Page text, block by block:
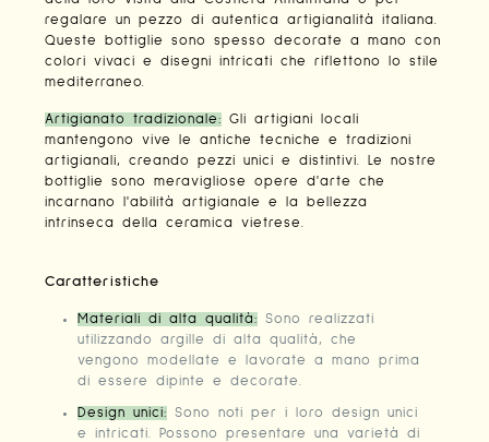
regalare un pezzo di autentica artigianalità italiana.
Queste bottiglie sono spesso decorate a mano con
colori vivaci e disegni intricati che riflettono lo stile
mediterraneo.
Artigianato tradizionale: Gli artigiani locali
mantengono vive le antiche tecniche e tradizioni
artigianali, creando pezzi unici e distintivi. Le nostre
bottiglie sono meravigliose opere d'arte che
incarnano l'abilità artigianale e la bellezza
intrinseca della ceramica vietrese.
Caratteristiche
Materiali di alta qualità: Sono realizzati
utilizzando argille di alta qualità, che
vengono modellate e lavorate a mano prima
di essere dipinte e decorate.
Design unici: Sono noti per i loro design unici
e intricati. Possono presentare una varietà di